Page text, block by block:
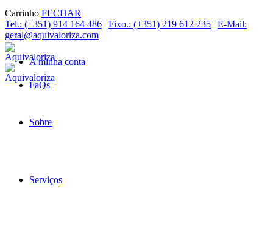
Carrinho FECHAR
Tel.: (+351) 914 164 486 | Fixo.: (+351) 219 612 235 | E-Mail:
geral@aquivaloriza.com
A minha conta
FaQs
Sobre
Serviços